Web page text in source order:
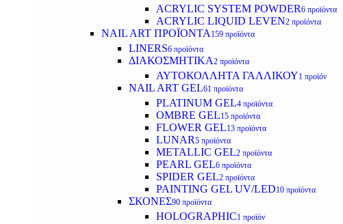
ACRYLIC SYSTEM POWDER6 προϊόντα
ACRYLIC LIQUID LEVEN2 προϊόντα
NAIL ART ΠΡΟΪΟΝΤΑ 159 προϊόντα
LINERS6 προϊόντα
ΔΙΑΚΟΣΜΗΤΙΚΑ2 προϊόντα
ΑΥΤΟΚΟΛΛΗΤΑ ΓΑΛΛΙΚΟΥ1 προϊόν
NAIL ART GEL61 προϊόντα
PLATINUM GEL4 προϊόντα
OMBRE GEL15 προϊόντα
FLOWER GEL13 προϊόντα
LUNAR5 προϊόντα
METALLIC GEL2 προϊόντα
PEARL GEL6 προϊόντα
SPIDER GEL2 προϊόντα
PAINTING GEL UV/LED10 προϊόντα
ΣΚΟΝΕΣ90 προϊόντα
HOLOGRAPHIC1 προϊόν